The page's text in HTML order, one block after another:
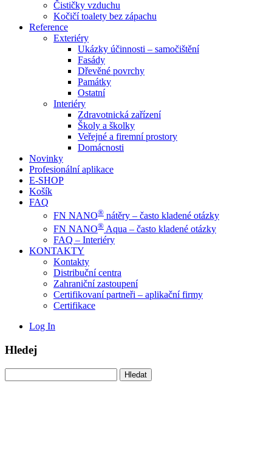
Čističky vzduchu
Kočičí toalety bez zápachu
Reference
Exteriéry
Ukázky účinnosti – samočištění
Fasády
Dřevěné povrchy
Památky
Ostatní
Interiéry
Zdravotnická zařízení
Školy a školky
Veřejné a firemní prostory
Domácnosti
Novinky
Profesionální aplikace
E-SHOP
Košík
FAQ
FN NANO® nátěry – často kladené otázky
FN NANO® Aqua – často kladené otázky
FAQ – Interiéry
KONTAKTY
Kontakty
Distribuční centra
Zahraniční zastoupení
Certifikovaní partneři – aplikační firmy
Certifikace
Log In
Hledej